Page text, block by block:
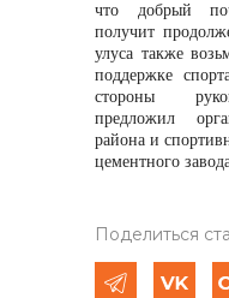
что добрый
получит
улуса также
поддержке
стороны
предложил
района и
цементного
Поделиться